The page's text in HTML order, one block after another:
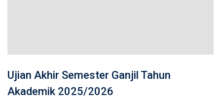
Ujian Akhir Semester Ganjil Tahun
Akademik 2025/2026